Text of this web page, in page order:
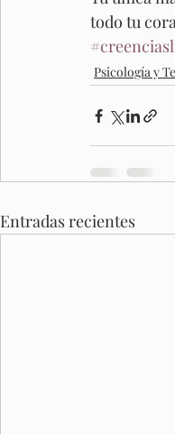
todo tu
Psicología y
Entradas recientes